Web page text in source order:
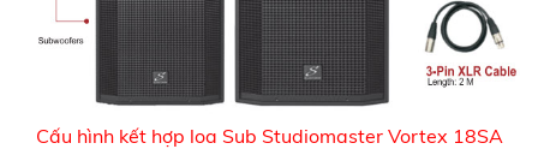
Cấu hình kết hợp loa Sub Studiomaster Vortex 18SA